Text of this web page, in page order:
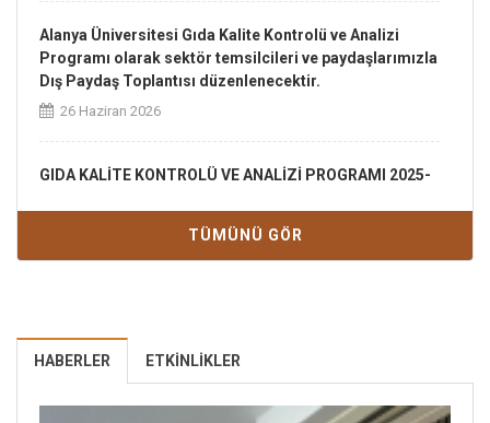
Alanya Üniversitesi Gıda Kalite Kontrolü ve Analizi
Programı olarak sektör temsilcileri ve paydaşlarımızla
Dış Paydaş Toplantısı düzenlenecektir.
26 Haziran 2026
GIDA KALİTE KONTROLÜ VE ANALİZİ PROGRAMI 2025-
Eğitim Öğretim Yılı Yaz Stajları Onaylanan Öğrencilerin
Listesi
TÜMÜNÜ GÖR
HABERLER ETKINLIKLER